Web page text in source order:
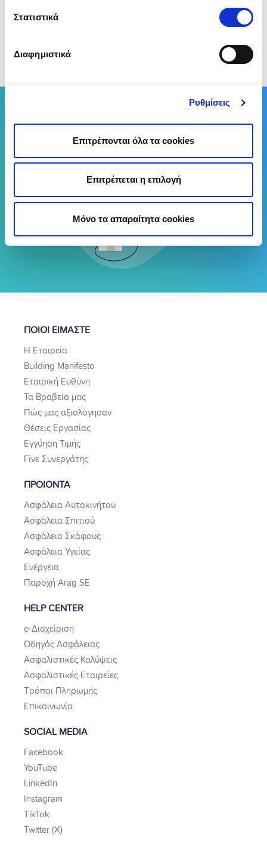
Στατιστικά
Διαφημιστικά
Ρυθμίσεις
Επιτρέπονται όλα τα cookies
Επιτρέπεται η επιλογή
Μόνο τα απαραίτητα cookies
διεκδικήσεις αποζημίωση για βλάβη στις ηλεκτρικές
συσκευές σου που θεωρείς ότι οφείλεται σε
Σύγκρινε έως 14 Παρόχους Ρεύματος
ΠΟΙΟΙ ΕΙΜΑΣΤΕ
Η Εταιρεία
Building Manifesto
Εταιρική Ευθύνη
Τα Βραβεία μας
Πώς μας αξιολόγησαν
Θέσεις Εργασίας
Εγγύηση Τιμής
Γίνε Συνεργάτης
ΠΡΟΙΟΝΤΑ
Ασφάλεια Αυτοκινήτου
Ασφάλεια Σπιτιού
Ασφάλεια Σκάφους
Ασφάλεια Υγείας
Ενέργεια
Παροχή Arag SE
HELP CENTER
e-Διαχείριση
Οδηγός Ασφάλειας
Ασφαλιστικές Καλύψεις
Ασφαλιστικές Εταιρείες
Τρόποι Πληρωμής
Επικοινωνία
SOCIAL MEDIA
Facebook
YouTube
LinkedIn
Instagram
TikTok
Twitter (X)